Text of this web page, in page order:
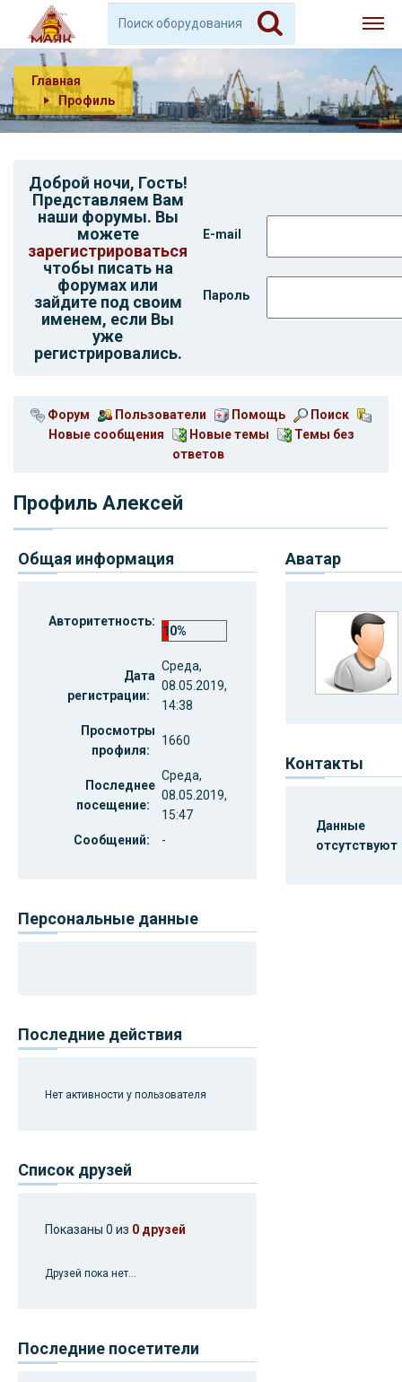
Главная
Профиль
Доброй ночи, Гость!
Представляем Вам
наши форумы. Вы
можете
зарегистрироваться
чтобы писать на
форумах или
зайдите под своим
именем, если Вы
уже
регистрировались.
E-mail
Пароль
Форум Пользователи Помощь
Поиск
Новые сообщения
Новые темы
Темы без
ответов
Профиль Алексей
Общая информация
Авторитетность:
10%
Дата
регистрации:
Среда,
08.05.2019,
14:38
Просмотры
профиля:
1660
Последнее
посещение:
Среда,
08.05.2019,
15:47
Сообщений:
-
Персональные данные
Последние действия
Нет активности у пользователя
Список друзей
Показаны 0 из 0 друзей
Друзей пока нет...
Последние посетители
Аватар
Контакты
Данные
отсутствуют